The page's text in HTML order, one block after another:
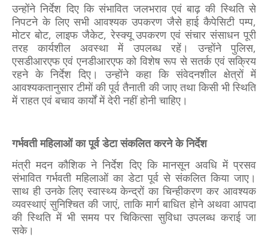
उन्होंने निर्देश दिए कि संभावित जलभराव एवं बाढ़ की स्थिति से
निपटने के लिए सभी आवश्यक उपकरण जैसे हाई कैपेसिटी पम्प,
मोटर बोट, लाइफ जैकेट, रेस्क्यू उपकरण एवं संचार संसाधन पूरी
तरह कार्यशील अवस्था में उपलब्ध रहें। उन्होंने पुलिस,
एसडीआरएफ एवं एनडीआरएफ को विशेष रूप से सतर्क एवं सक्रिय
रहने के निर्देश दिए। उन्होंने कहा कि संवेदनशील क्षेत्रों में
आवश्यकतानुसार टीमों की पूर्व तैनाती की जाए तथा किसी भी स्थिति
में राहत एवं बचाव कार्यों में देरी नहीं होनी चाहिए।
गर्भवती महिलाओं का पूर्व डेटा संकलित करने के निर्देश
मंत्री मदन कौशिक ने निर्देश दिए कि मानसून अवधि में प्रसव
संभावित गर्भवती महिलाओं का डेटा पूर्व से संकलित किया जाए।
साथ ही उनके लिए स्वास्थ्य केन्द्रों का चिन्हीकरण कर आवश्यक
व्यवस्थाएं सुनिश्चित की जाएं, ताकि मार्ग बाधित होने अथवा आपदा
की स्थिति में भी समय पर चिकित्सा सुविधा उपलब्ध कराई जा
सके।